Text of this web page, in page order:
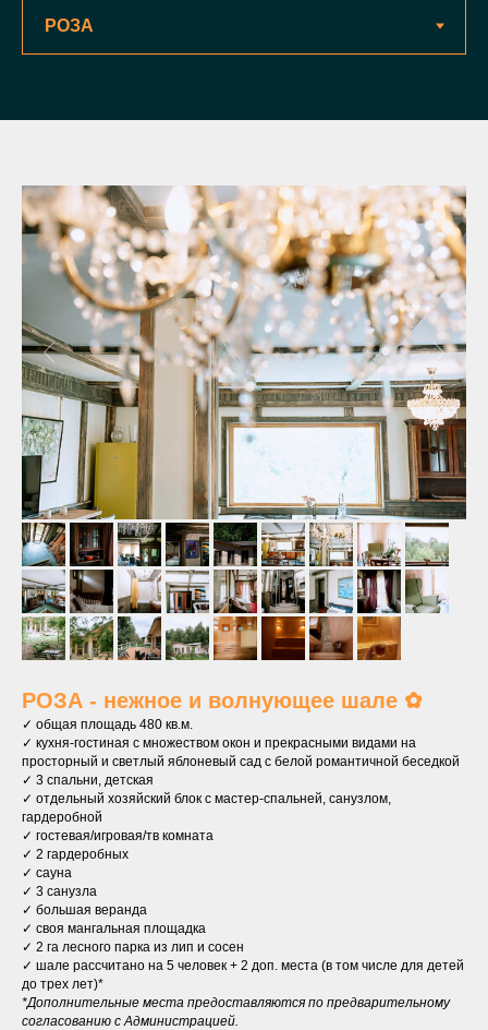
РОЗА - нежное и волнующее шале ✿
✓ общая площадь 480 кв.м.
✓ кухня-гостиная с множеством окон и прекрасными видами на
просторный и светлый яблоневый сад с белой романтичной беседкой
✓ 3 спальни, детская
✓ отдельный хозяйский блок с мастер-спальней, санузлом,
гардеробной
✓ гостевая/игровая/тв комната
✓ 2 гардеробных
✓ сауна
✓ 3 санузла
✓ большая веранда
✓ своя мангальная площадка
✓ 2 га лесного парка из лип и сосен
✓ шале рассчитано на 5 человек + 2 доп. места (в том числе для детей
до трех лет)*
*Дополнительные места предоставляются по предварительному
согласованию с Администрацией.